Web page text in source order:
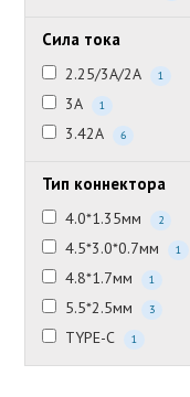
Сила тока
2.25/3А/2А 1
3А 1
3.42А 6
Тип коннектора
4.0*1.35мм 2
4.5*3.0*0.7мм 1
4.8*1.7мм 1
5.5*2.5мм 3
TYPE-C 1